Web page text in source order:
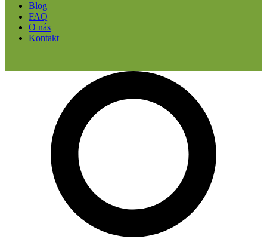
Blog
FAQ
O nás
Kontakt